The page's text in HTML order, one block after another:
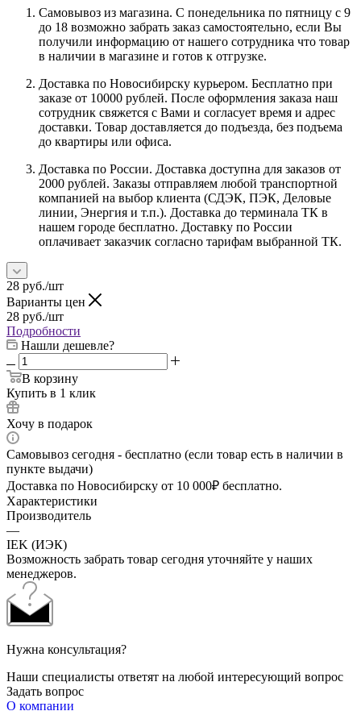
Самовывоз из магазина. С понедельника по пятницу с 9
до 18 возможно забрать заказ самостоятельно, если Вы
получили информацию от нашего сотрудника что товар
в наличии в магазине и готов к отгрузке.
Доставка по Новосибирску курьером. Бесплатно при
заказе от 10000 рублей. После оформления заказа наш
сотрудник свяжется с Вами и согласует время и адрес
доставки. Товар доставляется до подъезда, без подъема
до квартиры или офиса.
Доставка по России. Доставка доступна для заказов от
2000 рублей. Заказы отправляем любой транспортной
компанией на выбор клиента (СДЭК, ПЭК, Деловые
линии, Энергия и т.п.). Доставка до терминала ТК в
нашем городе бесплатно. Доставку по России
оплачивает заказчик согласно тарифам выбранной ТК.
28 руб./шт
Варианты цен
28 руб./шт
Подробности
Нашли дешевле?
В корзину
Купить в 1 клик
Хочу в подарок
Самовывоз сегодня - бесплатно (если товар есть в наличии в
пункте выдачи)
Доставка по Новосибирску от 10 000₽ бесплатно.
Характеристики
Производитель
—
IEK (ИЭК)
Возможность забрать товар сегодня уточняйте у наших
менеджеров.
Нужна консультация?
Наши специалисты ответят на любой интересующий вопрос
Задать вопрос
О компании